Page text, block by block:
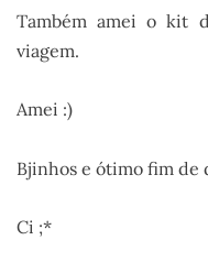
Também amei o kit
viagem.
Amei :)
Bjinhos e ótimo fim de
Ci ;*